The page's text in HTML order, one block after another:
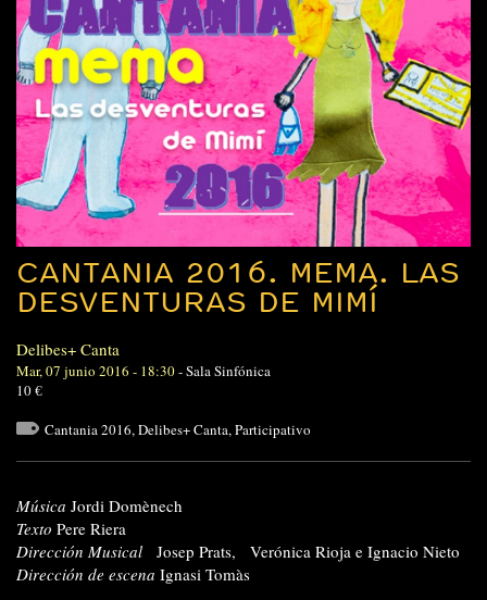
CANTANIA 2016. MEMA. LAS
DESVENTURAS DE MIMÍ
Delibes+ Canta
Mar, 07 junio 2016 - 18:30-Sala Sinfónica
10 €
Cantania 2016,Delibes+ Canta,Participativo
Música Jordi Domènech
Texto Pere Riera
Dirección Musical Josep Prats, Verónica Rioja e Ignacio Nieto
Dirección de escena Ignasi Tomàs